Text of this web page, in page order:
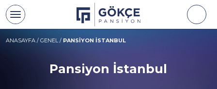
ANASAYFA / GENEL/ PANSIYON İSTANBUL
Pansiyon İstanbul